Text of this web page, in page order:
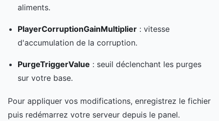
aliments.
PlayerCorruptionGainMultiplier : vitesse
d'accumulation de la corruption.
PurgeTriggerValue : seuil déclenchant les purges
sur votre base.
Pour appliquer vos modifications, enregistrez le fichier
puis redémarrez votre serveur depuis le panel.